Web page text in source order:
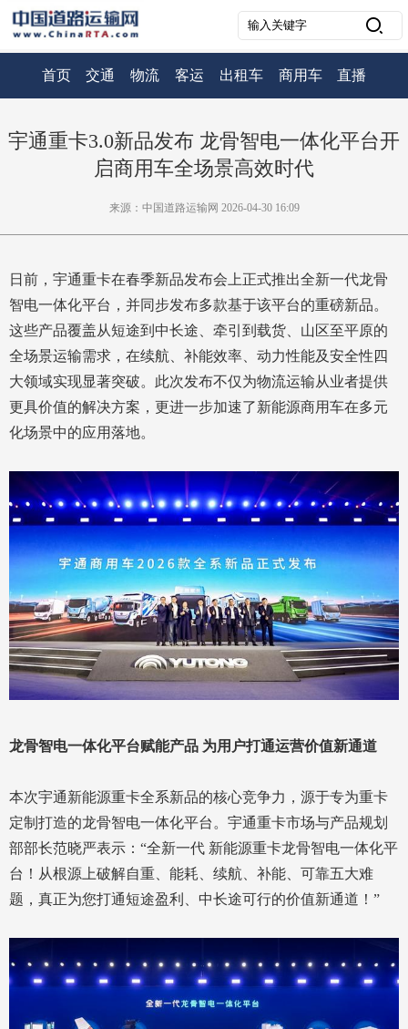
首页 交通 物流 客运 出租车 商用车 直播
宇通重卡3.0新品发布 龙骨智电一体化平台开
启商用车全场景高效时代
来源：中国道路运输网 2026-04-30 16:09
日前，宇通重卡在春季新品发布会上正式推出全新一代龙骨
智电一体化平台，并同步发布多款基于该平台的重磅新品。
这些产品覆盖从短途到中长途、牵引到载货、山区至平原的
全场景运输需求，在续航、补能效率、动力性能及安全性四
大领域实现显著突破。此次发布不仅为物流运输从业者提供
更具价值的解决方案，更进一步加速了新能源商用车在多元
化场景中的应用落地。
龙骨智电一体化平台赋能产品 为用户打通运营价值新通道
本次宇通新能源重卡全系新品的核心竞争力，源于专为重卡
定制打造的龙骨智电一体化平台。宇通重卡市场与产品规划
部部长范晓严表示：“全新一代 新能源重卡龙骨智电一体化平
台！从根源上破解自重、能耗、续航、补能、可靠五大难
题，真正为您打通短途盈利、中长途可行的价值新通道！”